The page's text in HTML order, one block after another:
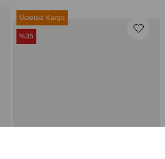
Ücretsiz Kargo
%35